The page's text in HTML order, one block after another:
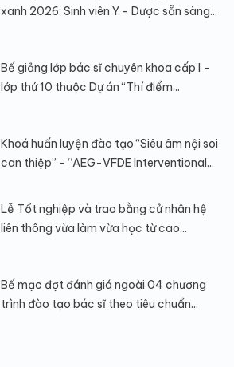
xanh 2026: Sinh viên Y - Dược sẵn sàng...
Bế giảng lớp bác sĩ chuyên khoa cấp I -
lớp thứ 10 thuộc Dự án “Thí điểm...
Khoá huấn luyện đào tạo “Siêu âm nội soi
can thiệp” - “AEG-VFDE Interventional...
Lễ Tốt nghiệp và trao bằng cử nhân hệ
liên thông vừa làm vừa học từ cao...
Bế mạc đợt đánh giá ngoài 04 chương
trình đào tạo bác sĩ theo tiêu chuẩn...